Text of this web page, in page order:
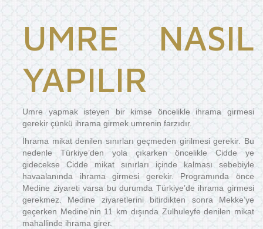
UMRE NASIL
YAPILIR
Umre yapmak isteyen bir kimse öncelikle ihrama girmesi
gerekir çünkü ihrama girmek umrenin farzıdır.
İhrama mikat denilen sınırları geçmeden girilmesi gerekir. Bu
nedenle Türkiye’den yola çıkarken öncelikle Cidde ye
gidecekse Cidde mikat sınırları içinde kalması sebebiyle
havaalanında ihrama girmesi gerekir. Programında önce
Medine ziyareti varsa bu durumda Türkiye’de ihrama girmesi
gerekmez. Medine ziyaretlerini bitirdikten sonra Mekke’ye
geçerken Medine’nin 11 km dışında Zulhuleyfe denilen mikat
mahallinde ihrama girer.